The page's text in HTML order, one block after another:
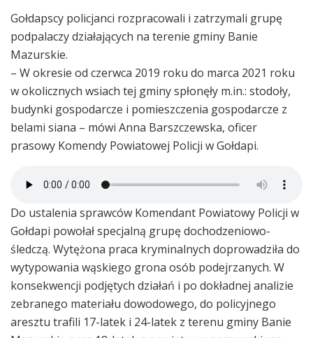
Gołdapscy policjanci rozpracowali i zatrzymali grupę
podpalaczy działających na terenie gminy Banie
Mazurskie.
– W okresie od czerwca 2019 roku do marca 2021 roku
w okolicznych wsiach tej gminy spłonęły m.in.: stodoły,
budynki gospodarcze i pomieszczenia gospodarcze z
belami siana – mówi Anna Barszczewska, oficer
prasowy Komendy Powiatowej Policji w Gołdapi.
Do ustalenia sprawców Komendant Powiatowy Policji w
Gołdapi powołał specjalną grupę dochodzeniowo-
śledczą. Wytężona praca kryminalnych doprowadziła do
wytypowania wąskiego grona osób podejrzanych. W
konsekwencji podjętych działań i po dokładnej analizie
zebranego materiału dowodowego, do policyjnego
aresztu trafili 17-latek i 24-latek z terenu gminy Banie